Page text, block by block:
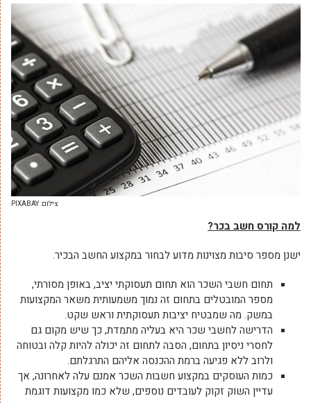
צילום: PIXABAY
למה קורס חשב בכר?
ישנן מספר סיבות מצוינות מדוע לבחור במקצוע החשב הבכיר.
תחום חשבי השכר הוא תחום תעסוקתי יציב, באופן מסורתי,
מספר המובטלים בתחום זה נמוך משמעותית משאר המקצועות
במשק. מה שמבטיח יציבות תעסוקתית וראש שקט.
הדרישה לחשבי שכר היא בעליה מתמדת, כך שיש מקום גם
לחסרי ניסיון בתחום, הסבה לתחום זה יכולה להיות קלה ובטוחה
ולרוב ללא פגיעה ברמת ההכנסה אליהם התרגלתם.
כמות העוסקים במקצוע חשבות השכר אמנם עלה לאחרונה, אך
עדיין השוק זקוק לעובדים נוספים, שלא כמו מקצועות דוגמת